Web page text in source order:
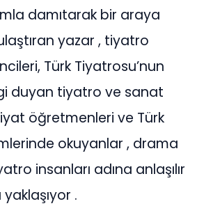
damıtarak bir araya
yazar , tiyatro
Türk Tiyatrosu’nun
duyan tiyatro ve sanat
öğretmenleri ve Türk
okuyanlar , drama
insanları adına anlaşılır
.